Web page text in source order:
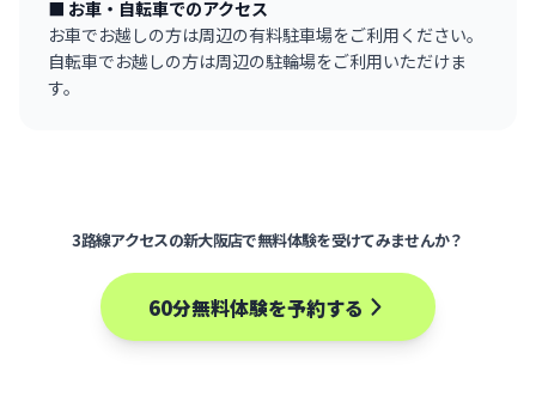
■ お車・自転車でのアクセス
お車でお越しの方は周辺の有料駐車場をご利用ください。
自転車でお越しの方は周辺の駐輪場をご利用いただけま
す。
3路線アクセスの新大阪店で無料体験を受けてみませんか？
60分無料体験を予約する